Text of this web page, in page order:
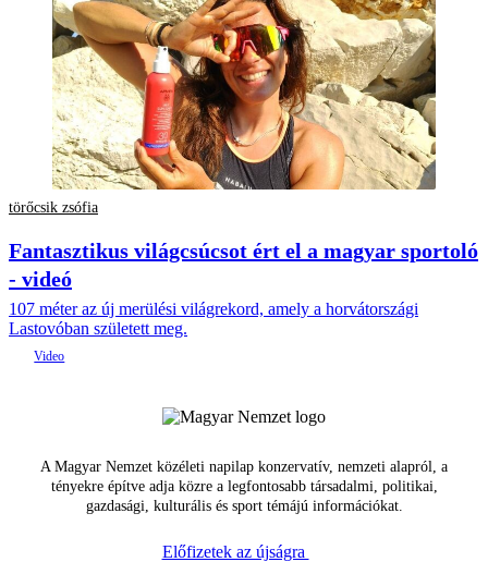
törőcsik zsófia
Fantasztikus világcsúcsot ért el a magyar sportoló
- videó
107 méter az új merülési világrekord, amely a horvátországi
Lastovóban született meg.
A Magyar Nemzet közéleti napilap konzervatív, nemzeti alapról, a
tényekre építve adja közre a legfontosabb társadalmi, politikai,
gazdasági, kulturális és sport témájú információkat.
Előfizetek az újságra